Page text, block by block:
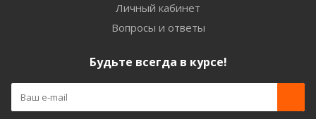
Личный кабинет
Вопросы и ответы
Будьте всегда в курсе!